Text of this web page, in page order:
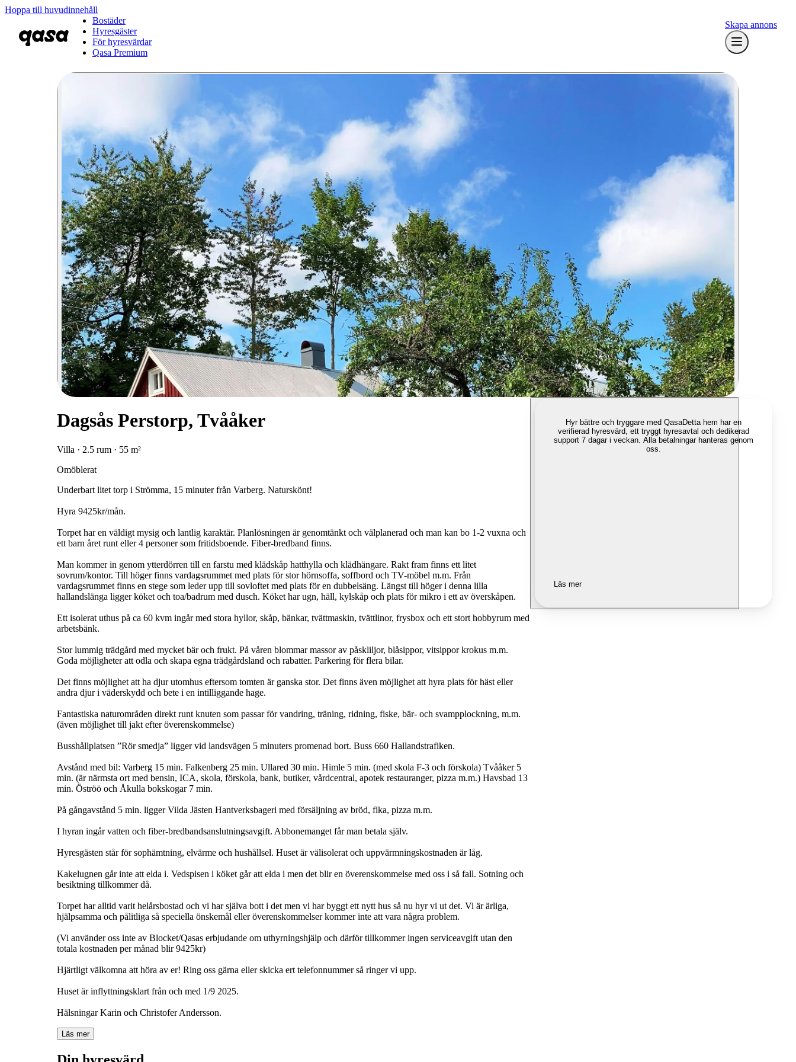
Hoppa till huvudinnehåll
Bostäder
Hyresgäster
För hyresvärdar
Qasa Premium
Skapa annons
Dagsås Perstorp, Tvååker
Villa · 2.5 rum · 55 m²
Omöblerat
Underbart litet torp i Strömma, 15 minuter från Varberg. Naturskönt!
Hyra 9425kr/mån.
Torpet har en väldigt mysig och lantlig karaktär. Planlösningen är genomtänkt och välplanerad och man kan bo 1-2 vuxna och
ett barn året runt eller 4 personer som fritidsboende. Fiber-bredband finns.
Man kommer in genom ytterdörren till en farstu med klädskåp hatthylla och klädhängare. Rakt fram finns ett litet
sovrum/kontor. Till höger finns vardagsrummet med plats för stor hörnsoffa, soffbord och TV-möbel m.m. Från
vardagsrummet finns en stege som leder upp till sovloftet med plats för en dubbelsäng. Längst till höger i denna lilla
hallandslänga ligger köket och toa/badrum med dusch. Köket har ugn, häll, kylskåp och plats för mikro i ett av överskåpen.
Ett isolerat uthus på ca 60 kvm ingår med stora hyllor, skåp, bänkar, tvättmaskin, tvättlinor, frysbox och ett stort hobbyrum med
arbetsbänk.
Stor lummig trädgård med mycket bär och frukt. På våren blommar massor av påskliljor, blåsippor, vitsippor krokus m.m.
Goda möjligheter att odla och skapa egna trädgårdsland och rabatter. Parkering för flera bilar.
Det finns möjlighet att ha djur utomhus eftersom tomten är ganska stor. Det finns även möjlighet att hyra plats för häst eller
andra djur i väderskydd och bete i en intilliggande hage.
Fantastiska naturområden direkt runt knuten som passar för vandring, träning, ridning, fiske, bär- och svampplockning, m.m.
(även möjlighet till jakt efter överenskommelse)
Busshållplatsen ”Rör smedja” ligger vid landsvägen 5 minuters promenad bort. Buss 660 Hallandstrafiken.
Avstånd med bil: Varberg 15 min. Falkenberg 25 min. Ullared 30 min. Himle 5 min. (med skola F-3 och förskola) Tvååker 5
min. (är närmsta ort med bensin, ICA, skola, förskola, bank, butiker, vårdcentral, apotek restauranger, pizza m.m.) Havsbad 13
min. Öströö och Åkulla bokskogar 7 min.
På gångavstånd 5 min. ligger Vilda Jästen Hantverksbageri med försäljning av bröd, fika, pizza m.m.
I hyran ingår vatten och fiber-bredbandsanslutningsavgift. Abbonemanget får man betala själv.
Hyresgästen står för sophämtning, elvärme och hushållsel. Huset är välisolerat och uppvärmningskostnaden är låg.
Kakelugnen går inte att elda i. Vedspisen i köket går att elda i men det blir en överenskommelse med oss i så fall. Sotning och
besiktning tillkommer då.
Torpet har alltid varit helårsbostad och vi har själva bott i det men vi har byggt ett nytt hus så nu hyr vi ut det. Vi är ärliga,
hjälpsamma och pålitliga så speciella önskemål eller överenskommelser kommer inte att vara några problem.
(Vi använder oss inte av Blocket/Qasas erbjudande om uthyrningshjälp och därför tillkommer ingen serviceavgift utan den
totala kostnaden per månad blir 9425kr)
Hjärtligt välkomna att höra av er! Ring oss gärna eller skicka ert telefonnummer så ringer vi upp.
Huset är inflyttningsklart från och med 1/9 2025.
Läs mer
Hyr bättre och tryggare med QasaDetta hem har en
verifierad hyresvärd, ett tryggt hyresavtal och dedikerad
support 7 dagar i veckan. Alla betalningar hanteras genom
oss.
Läs mer